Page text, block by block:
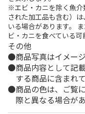
※エビ・カニを除く魚
された加工品も含む）
いる場合があります。
ビ・カニを食べている可
その他
商品写真はイメージ
商品内容として記
する商品に含まれ
商品の色は、ご覧
際と異なる場合があ